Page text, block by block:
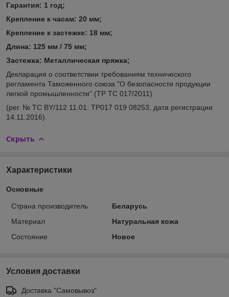
Гарантия: 1 год;
Крепление к часам: 20 мм;
Крепление к застежке: 18 мм;
Длина: 125 мм / 75 мм;
Застежка: Металлическая пряжка;
Декларация о соответствии требованиям технического
регламента Таможенного союза "О безопасности продукции
легкой промышленности" (ТР ТС 017/2011)
(рег. № ТС BY/112 11.01. TP017 019 08253, дата регистрации
14.11.2016).
Скрыть
Характеристики
Основные
Страна производитель
Беларусь
Материал
Натуральная кожа
Состояние
Новое
Условия доставки
Доставка "Самовывоз"